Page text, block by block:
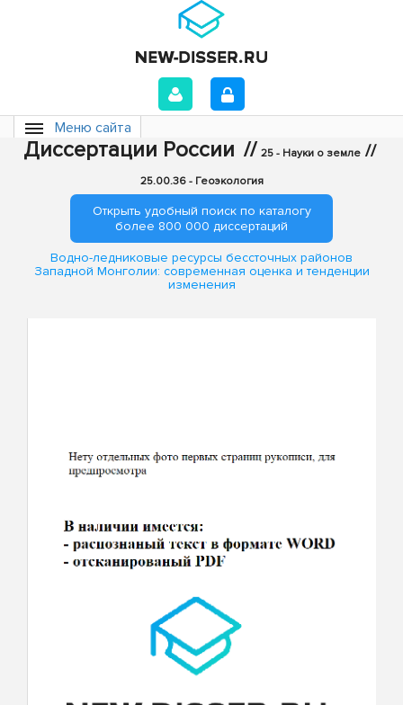
Меню сайта
Диссертации России // 25 - Науки о земле //
25.00.36 - Геоэкология
Открыть удобный поиск по каталогу
более 800 000 диссертаций
Водно-ледниковые ресурсы бессточных районов
Западной Монголии: современная оценка и тенденции
изменения